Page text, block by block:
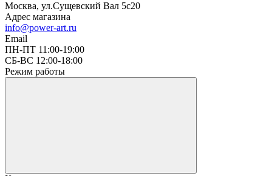
Москва, ул.Сущевский Вал 5с20
Адрес магазина
info@power-art.ru
Email
ПН-ПТ 11:00-19:00
СБ-ВС 12:00-18:00
Режим работы